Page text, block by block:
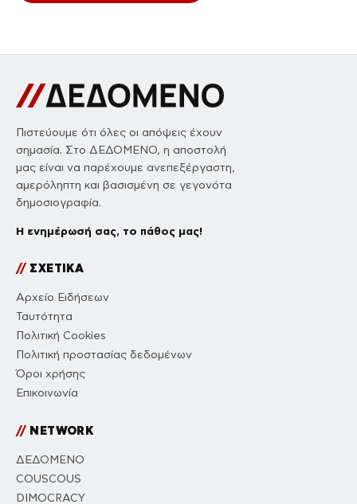
Πιστεύουμε ότι όλες οι απόψεις έχουν
σημασία. Στο ΔΕΔΟΜΕΝΟ, η αποστολή
μας είναι να παρέχουμε ανεπεξέργαστη,
αμερόληπτη και βασισμένη σε γεγονότα
δημοσιογραφία.
Η ενημέρωσή σας, το πάθος μας!
//ΣΧΕΤΙΚΑ
Αρχείο Ειδήσεων
Ταυτότητα
Πολιτική Cookies
Πολιτική προστασίας δεδομένων
Όροι χρήσης
Επικοινωνία
//NETWORK
ΔΕΔΟΜΕΝΟ
COUSCOUS
DIMOCRACY